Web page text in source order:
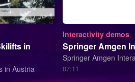
in
in Austria
Interactivity demos
Springer Amgen
Springer Amgen
07:11